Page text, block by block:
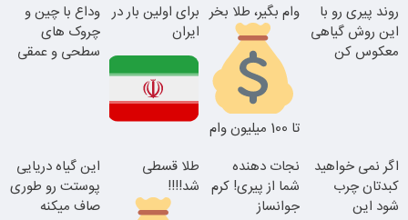
ترمیم کننده 23
روزه ساخت!
روند پیری رو با
این روش گیاهی
معکوس کن
وام بگیر، طلا بخر
تا 100 میلیون وام
ضامن
برای اولین بار در
ایران
روزه ساخت!
وداع با چین و
چروک های
سطحی و عمقی
اگر نمی خواهید
کبدتان چرب
شود این
نجات دهنده
شما از پیری! کرم
جوانساز
طلا قسطی
شد!!!!
این گیاه دریایی
پوستت رو طوری
صاف میکنه